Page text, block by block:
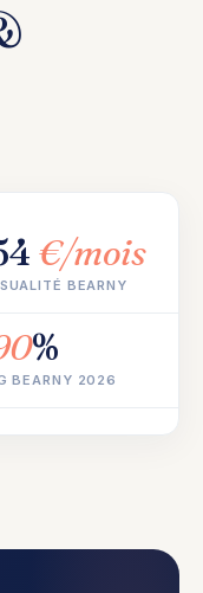
€/mois
BEARNY
%
BEARNY 2026